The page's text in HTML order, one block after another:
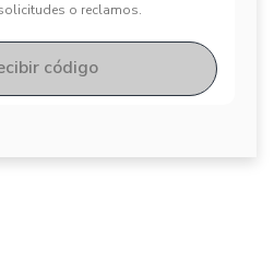
o reclamos.
código